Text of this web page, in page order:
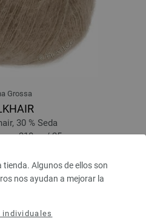
Algunos de ellos son
nos ayudan a mejorar la
Grossa
30 % Seda
210 m / 25 g
€
$
envío, Precio base: 334,40 € / kg